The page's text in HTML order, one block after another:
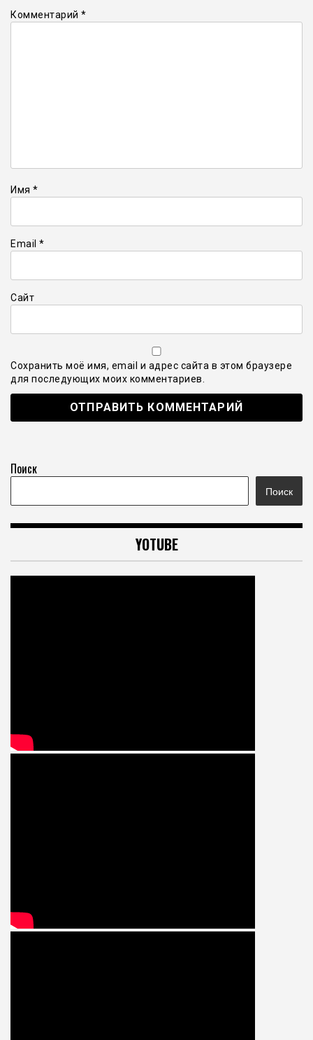
Комментарий *
Имя *
Email *
Сайт
Сохранить моё имя, email и адрес сайта в этом браузере
для последующих моих комментариев.
Поиск
Поиск
YOTUBE